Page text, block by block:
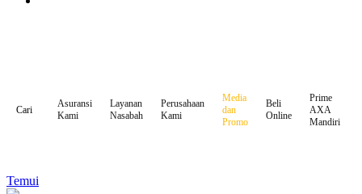
Cari
Asuransi
Kami
Layanan
Nasabah
Perusahaan
Kami
Media
dan
Promo
Beli
Online
Prime
AXA
Mandiri
Temui